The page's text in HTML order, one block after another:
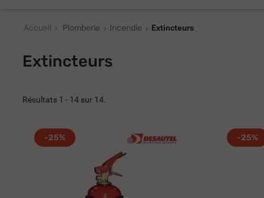
Accueil Plomberie Incendie Extincteurs
Extincteurs
Résultats 1 - 14 sur 14.
-25% -25%